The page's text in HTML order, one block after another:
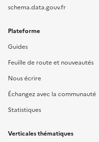
schema.data.gouv.fr
Plateforme
Guides
Feuille de route et nouveautés
Nous écrire
Échangez avec la communauté
Statistiques
Verticales thématiques